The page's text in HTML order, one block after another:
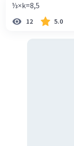
⅓×k=8,5
12 5.0